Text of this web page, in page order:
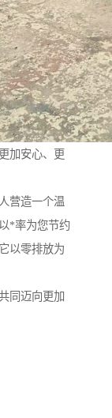
加安心、更
营造一个温
*率为您节约
以零排放为
同迈向更加